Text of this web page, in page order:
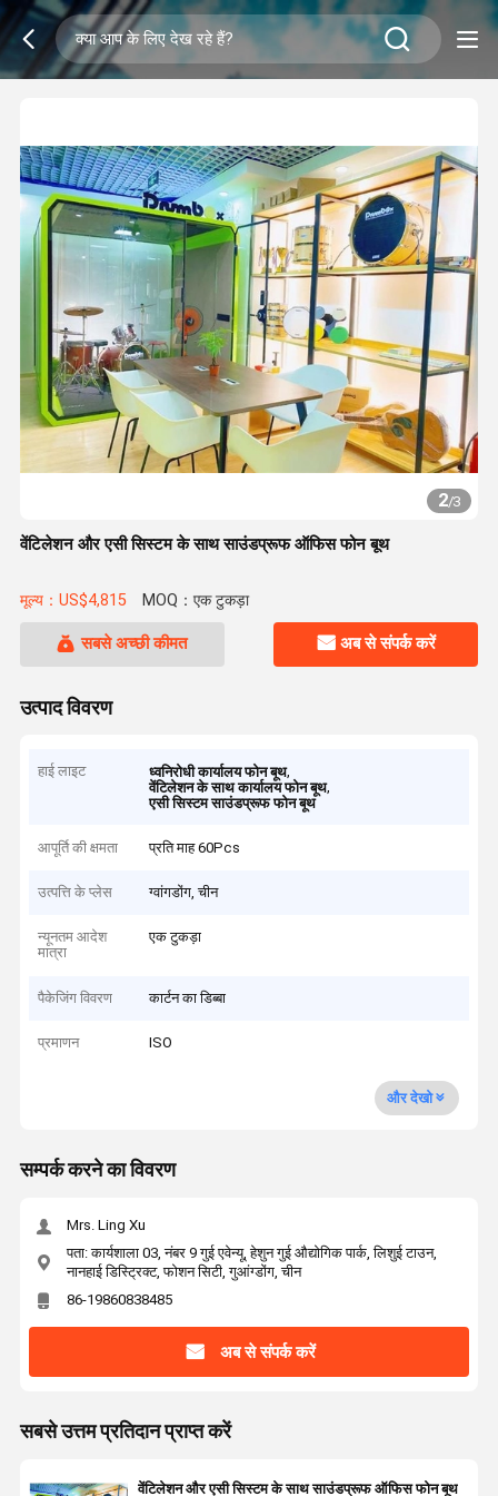
2/3
वेंटिलेशन और एसी सिस्टम के साथ साउंडप्रूफ ऑफिस फोन बूथ
मूल्य：US$4,815 MOQ：एक टुकड़ा
सबसे अच्छी कीमत अब से संपर्क करें
उत्पाद विवरण
हाई लाइट ध्वनिरोधी कार्यालय फोन बूथ,
वेंटिलेशन के साथ कार्यालय फोन बूथ,
एसी सिस्टम साउंडप्रूफ फोन बूथ
आपूर्ति की क्षमता प्रति माह 60Pcs
उत्पत्ति के प्लेस ग्वांगडोंग, चीन
न्यूनतम आदेश
मात्रा
एक टुकड़ा
पैकेजिंग विवरण कार्टन का डिब्बा
प्रमाणन ISO
और देखो
सम्पर्क करने का विवरण
Mrs. Ling Xu
पता: कार्यशाला 03, नंबर 9 गुई एवेन्यू, हेशुन गुई औद्योगिक पार्क, लिशुई टाउन,
नानहाई डिस्ट्रिक्ट, फोशन सिटी, गुआंग्डोंग, चीन
86-19860838485
अब से संपर्क करें
सबसे उत्तम प्रतिदान प्राप्त करें
वेंटिलेशन और एसी सिस्टम के साथ साउंडप्रूफ ऑफिस फोन बूथ